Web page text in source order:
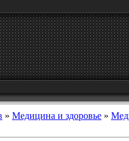
» Медицина и здоровье »